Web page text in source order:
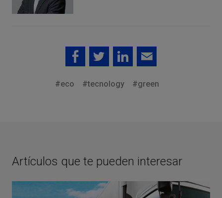
#eco #tecnology #green
Artículos que te pueden interesar